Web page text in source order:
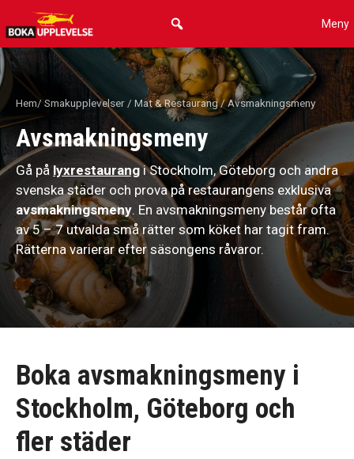
Hoppa
till
innehåll
Meny
Hem/Smakupplevelser / Mat & Restaurang/ Avsmakningsmeny
Avsmakningsmeny
Gå på lyxrestaurangi Stockholm, Göteborg och andra
svenska städer och prova på restaurangens exklusiva
avsmakningsmeny. En avsmakningsmeny består ofta
av 5 – 7 utvalda små rätter som köket har tagit fram.
Rätterna varierar efter säsongens råvaror.
Boka avsmakningsmeny i
Stockholm, Göteborg och
fler städer